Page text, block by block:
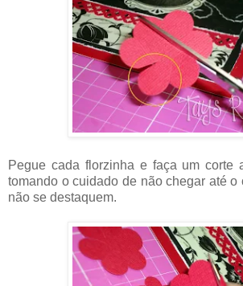
Pegue cada florzinha e faça um corte
tomando o cuidado de não chegar até o
não se destaquem.